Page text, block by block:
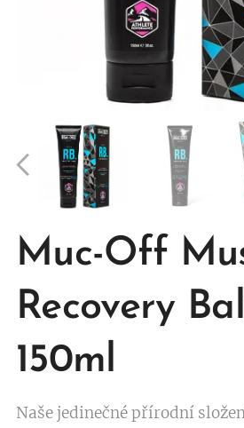
Muc-Off
Recovery
150ml
Naše jedinečné přírodní